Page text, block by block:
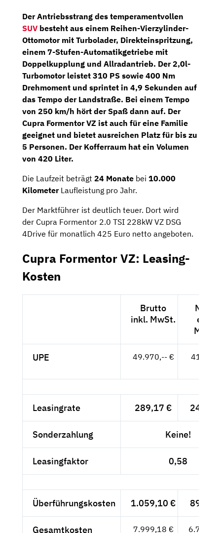
Der Antriebsstrang des temperamentvollen
SUV besteht aus einem Reihen-Vierzylinder-
Ottomotormit Turbolader, Direkteinspritzung,
einem 7-Stufen-Automatikgetriebe mit
Doppelkupplung und Allradantrieb. Der 2,0l-
Turbomotor leistet 310 PS sowie 400 Nm
Drehmoment und sprintet in 4,9 Sekunden auf
das Tempo der Landstraße. Bei einem Tempo
von 250 km/h hört der Spaß dann auf. Der
Cupra Formentor VZ ist auch für eine Familie
geeignet und bietet ausreichen Platz für bis zu
5 Personen. Der Kofferraum hat ein Volumen
von 420 Liter.
Die Laufzeit beträgt 24 Monate bei 10.000
KilometerLaufleistung pro Jahr.
Der Marktführer ist deutlich teuer. Dort wird
der Cupra Formentor 2.0 TSI 228kW VZ DSG
4Drive für monatlich 425 Euro netto angeboten.
Cupra Formentor VZ: Leasing-
Kosten
Brutto
inkl. MwSt.
Netto
exkl.
MwSt.
UPE 49.970,-- €
Leasingrate 289,17 € 243,--
Sonderzahlung Keine!
Leasingfaktor 0,58
Überführungskosten 1.059,10 € 890,--
Gesamtkosten 7.999,18 € 6.722,--